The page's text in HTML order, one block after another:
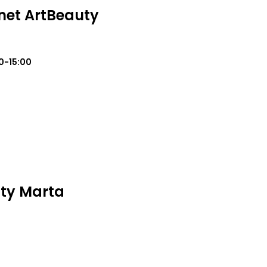
ArtBeauty
15:00
Marta